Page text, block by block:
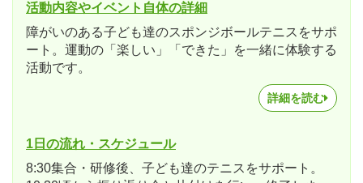
活動内容やイベント自体の詳細
障がいのある子ども達のスポンジボールテニスをサポ
ート。運動の「楽しい」「できた」を一緒に体験する
活動です。
詳細を読む
1日の流れ・スケジュール
8:30集合・研修後、子ども達のテニスをサポート。